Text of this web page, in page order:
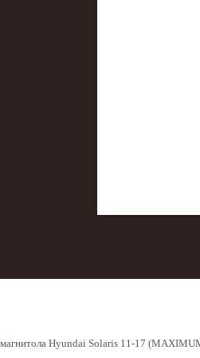
Hyundai Solaris 11-17